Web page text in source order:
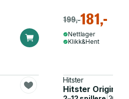
199,-181,-
Nettlager
Klikk&Hent
Hitster
Hitster Original